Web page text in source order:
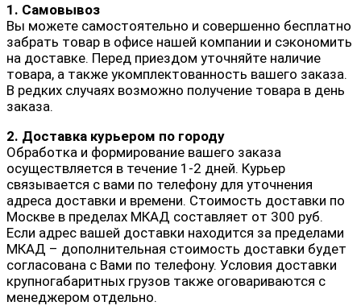
1. Самовывоз
Вы можете самостоятельно и совершенно бесплатно
забрать товар в офисе нашей компании и сэкономить
на доставке. Перед приездом уточняйте наличие
товара, а также укомплектованность вашего заказа.
В редких случаях возможно получение товара в день
заказа.
2. Доставка курьером по городу
Обработка и формирование вашего заказа
осуществляется в течение 1-2 дней. Курьер
связывается с вами по телефону для уточнения
адреса доставки и времени. Стоимость доставки по
Москве в пределах МКАД составляет от 300 руб.
Если адрес вашей доставки находится за пределами
МКАД – дополнительная стоимость доставки будет
согласована с Вами по телефону. Условия доставки
крупногабаритных грузов также оговариваются с
менеджером отдельно.